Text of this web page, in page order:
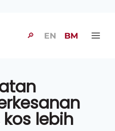
🔎 EN BM
lebih